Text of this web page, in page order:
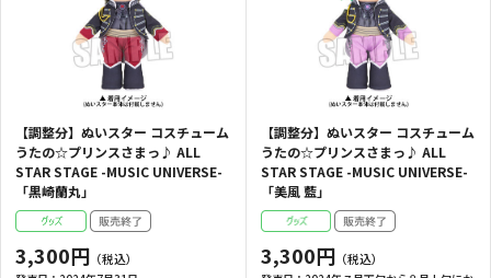
【調整分】ぬいスター コスチューム
うたの☆プリンスさまっ♪ ALL
STAR STAGE -MUSIC UNIVERSE-
「黒崎蘭丸」
3,300円
【調整分】ぬいスター コスチューム
うたの☆プリンスさまっ♪ ALL
STAR STAGE -MUSIC UNIVERSE-
「美風 藍」
3,300円